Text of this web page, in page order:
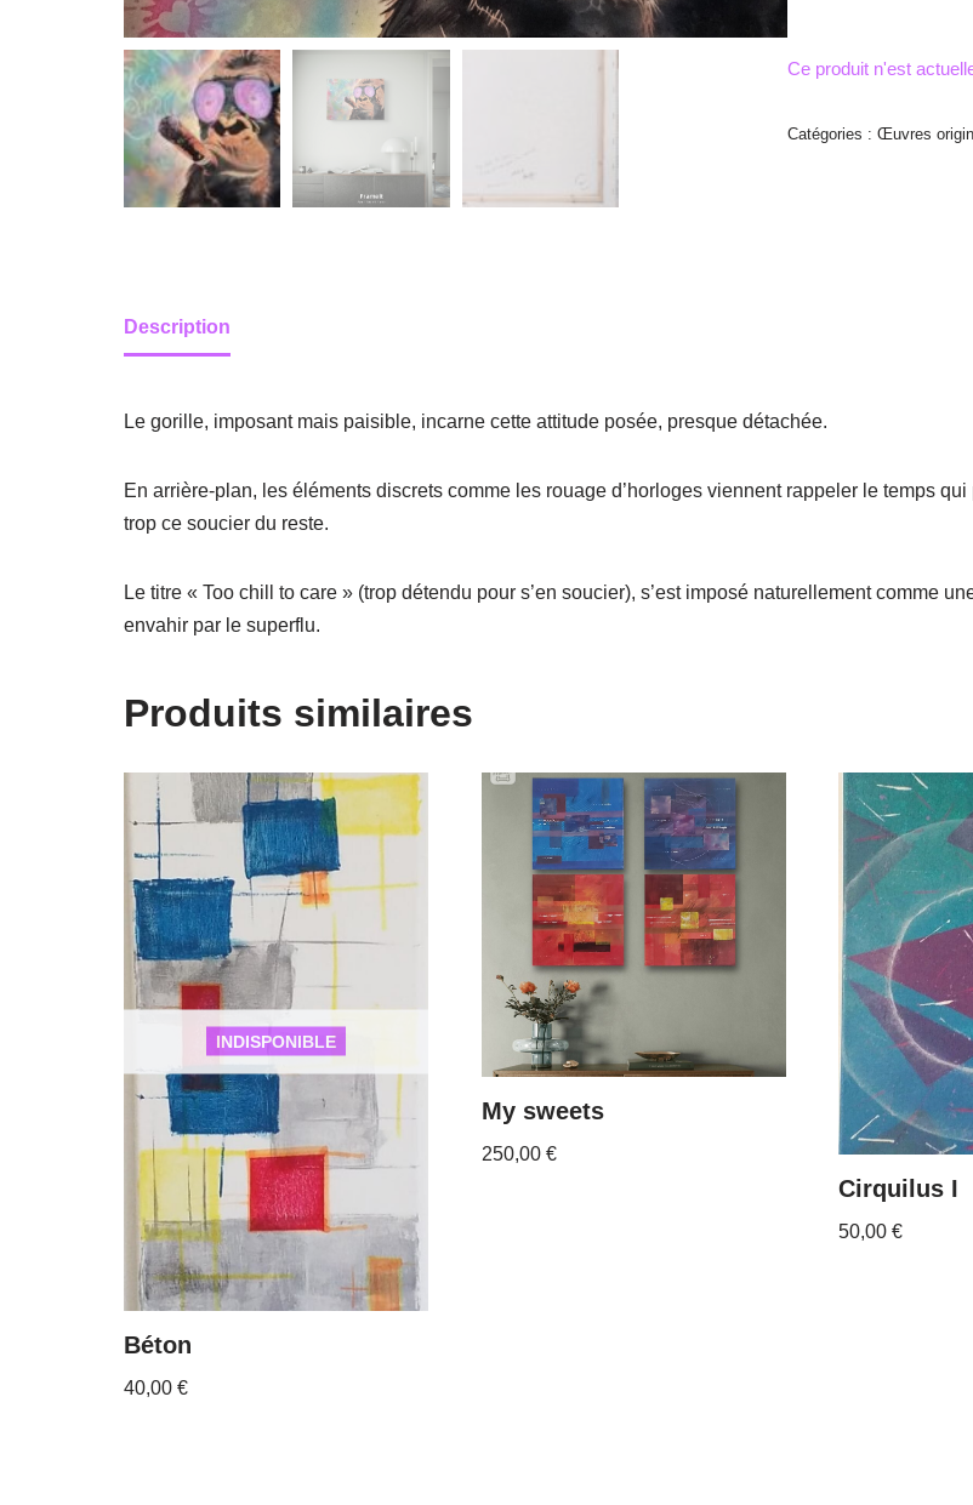
Catégories :Œuvres
Description
Le gorille, imposant mais paisible, incarne cette attitude posée, presque détachée.
En arrière-plan, les éléments discrets comme les rouage d’horloges viennent rappeler le temps
trop ce soucier du reste.
Le titre « Too chill to care » (trop détendu pour s’en soucier), s’est imposé naturellement comme
envahir par le superflu.
Produits similaires
Béton
40,00 €
My sweets
250,00 €
Cirquilus I
50,00€